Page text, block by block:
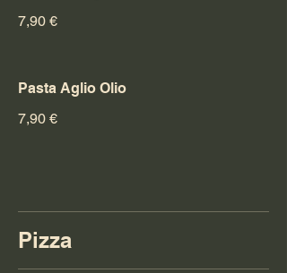
7,90 €
Pasta Aglio Olio
7,90 €
Pizza